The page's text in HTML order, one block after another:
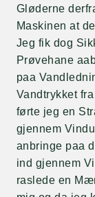
Gløderne
Maskinen at
Jeg fik dog
Prøvehane
paa
Vandtrykket
førte jeg en
gjennem
anbringe paa
ind gjennem
raslede en